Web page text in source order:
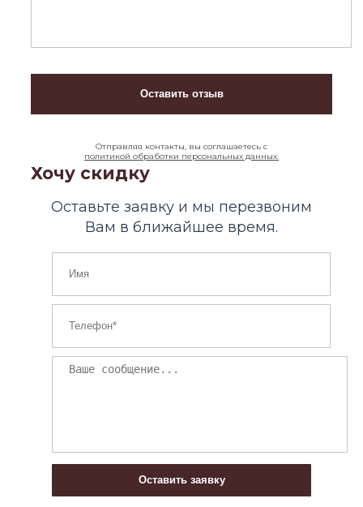
Отправляя контакты, вы соглашаетесь с
политикой обработки персональных данных.
Хочу скидку
Оставьте заявку и мы перезвоним
Вам в ближайшее время.
Оставить заявку